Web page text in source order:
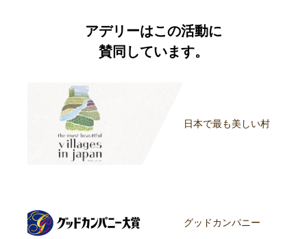
アデリーはこの活動に
賛同しています。
日本で最も美しい村
グッドカンパニー